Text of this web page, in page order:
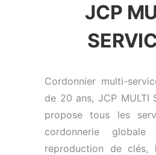
JCP
Cordonnier multi-
de 20 ans, JCP MULTI
propose tous les
cordonnerie
reproduction de clés,